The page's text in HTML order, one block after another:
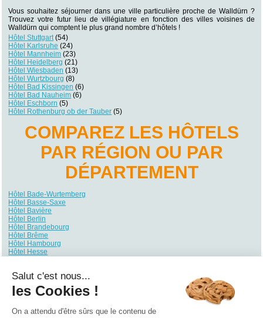
Vous souhaitez séjourner dans une ville particulière proche de Walldürn ?
Trouvez votre futur lieu de villégiature en fonction des villes voisines de
Walldürn qui comptent le plus grand nombre d’hôtels !
Hôtel Stuttgart(54)
Hôtel Karlsruhe (24)
Hôtel Mannheim (23)
Hôtel Heidelberg (21)
Hôtel Wiesbaden (13)
Hôtel Wurtzbourg (8)
Hôtel Bad Kissingen (6)
Hôtel Bad Nauheim (6)
Hôtel Eschborn (5)
Hôtel Rothenburg ob der Tauber (5)
COMPAREZ LES HÔTELS
PAR RÉGION OU PAR
DÉPARTEMENT
Hôtel Bade-Wurtemberg
Hôtel Basse-Saxe
Hôtel Bavière
Hôtel Berlin
Hôtel Brandebourg
Hôtel Brême
Hôtel Hambourg
Hôtel Hesse
Hôtel Rhénanie-Palatinat
Hôtel Sarre
Hôtel Saxe
Hôtel Schleswig-Holstein
Salut c'est nous...
les Cookies !
On a attendu d'être sûrs que le contenu de